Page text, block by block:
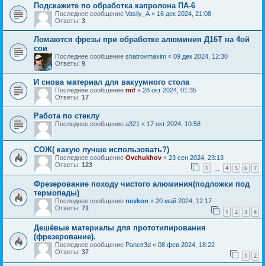
Подскажите по обработка капролона ПА-6
Последнее сообщение Vasily_A « 16 дек 2024, 21:08
Ответы: 3
Ломаются фрезы при обработке алюминия Д16Т на 4ой
сои
Последнее сообщение shatrovmaxim « 09 дек 2024, 12:30
Ответы: 9
И снова материал для вакуумного стола
Последнее сообщение mif « 28 окт 2024, 01:35
Ответы: 17
Работа по стеклу
Последнее сообщение a321 « 17 окт 2024, 10:58
COЖ( какую лучше использовать?)
Последнее сообщение Ovchukhov « 23 сен 2024, 23:13
Ответы: 123 1 4 5 6 7
Фрезерование походу чистого алюминия(подложки под
термопады)
Последнее сообщение nevkon « 20 май 2024, 12:17
Ответы: 71 1 2 3 4
Дешёвые материалы для прототипирования
(фрезерование).
Последнее сообщение Pancir3d « 08 фев 2024, 18:22
Ответы: 37 1 2